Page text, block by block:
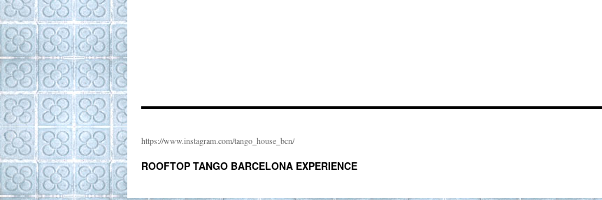
https://www.instagram.com/tango_house_bcn/
ROOFTOP TANGO BARCELONA EXPERIENCE